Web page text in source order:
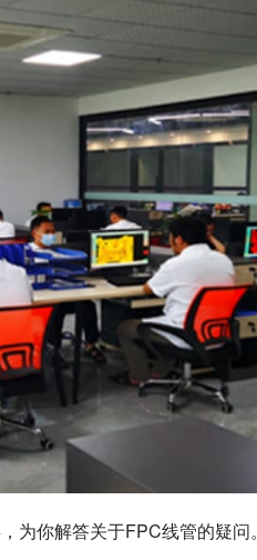
为你解答关于FPC线管的疑问。